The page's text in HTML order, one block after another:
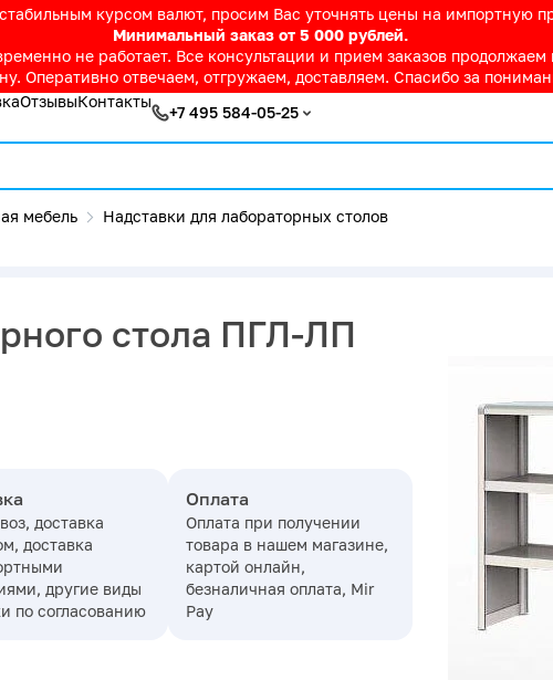
курсом валют, просим Вас уточнять цены на импортную
Минимальный заказ от 5 000 рублей.
не работает. Все консультации и прием заказов
Оперативно отвечаем, отгружаем, доставляем. Спасибо за
ОтзывыКонтакты
+7 495 584-05-25
мебель Надставки для лабораторных столов
стола ПГЛ-ЛП
доставка
доставка
другие виды
по согласованию
Оплата
Оплата при получении
товара в нашем магазине,
картой онлайн,
безналичная оплата, Mir
Pay